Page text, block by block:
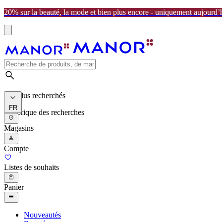
20% sur la beauté, la mode et bien plus encore - uniquement
Les plus recherchés
Historique des recherches
FR
Magasins
Compte
Listes de souhaits
Panier
Nouveautés